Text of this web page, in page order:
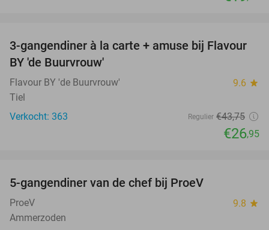
38%
3-gangendiner à la carte + amuse bij Flavour
BY 'de Buurvrouw'
Flavour BY 'de Buurvrouw' 9.6 star
Tiel
Verkocht: 363
Regulier €43,75
€26,95
5-gangendiner van de chef bij ProeV
ProeV 9.8 star
Ammerzoden